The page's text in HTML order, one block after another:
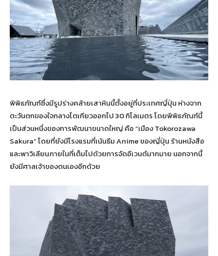
พิพิธภัณฑ์ซึ่งมีรูปร่างคล้ายเสาหินนี้ตั้งอยู่ที่ประเทศญี่ปุ่น ห่างจาก
ตะวันตกของใจกลางโตเกียวออกไป 30 กิโลเมตร โดยพิพิธภัณฑ์นี้
เป็นส่วนหนึ่งของการพัฒนาขนาดใหญ่ คือ “เมือง Tokorozawa
Sakura” โดยที่ยังมีโรงแรมที่เน้นธีม Anime ของญี่ปุ่น ร้านหนังสือ
และพาวิเลียนภายในที่เต็มไปด้วยการจัดอีเวนต์มากมาย นอกจากนี้
ยังมีศาลเจ้าของตนเองอีกด้วย